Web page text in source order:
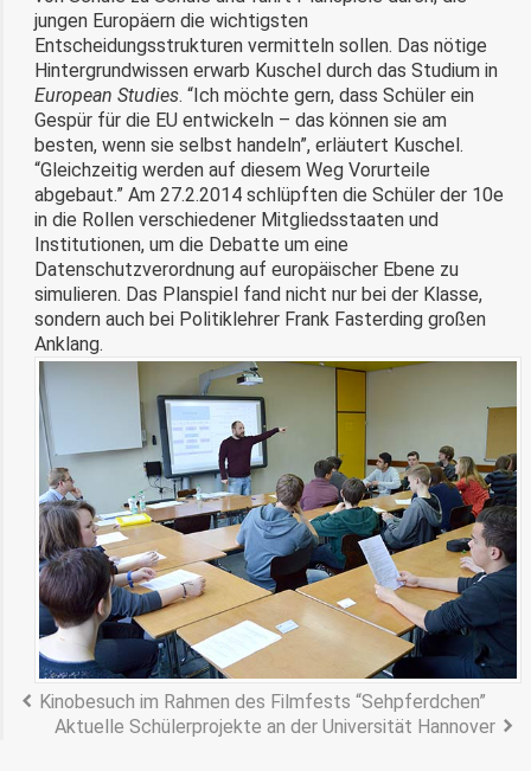
jungen Europäern die wichtigsten
Entscheidungsstrukturen vermitteln sollen. Das nötige
Hintergrundwissen erwarb Kuschel durch das Studium in
European Studies. “Ich möchte gern, dass Schüler ein
Gespür für die EU entwickeln – das können sie am
besten, wenn sie selbst handeln”, erläutert Kuschel.
“Gleichzeitig werden auf diesem Weg Vorurteile
abgebaut.” Am 27.2.2014 schlüpften die Schüler der 10e
in die Rollen verschiedener Mitgliedsstaaten und
Institutionen, um die Debatte um eine
Datenschutzverordnung auf europäischer Ebene zu
simulieren. Das Planspiel fand nicht nur bei der Klasse,
sondern auch bei Politiklehrer Frank Fasterding großen
Anklang.
Kinobesuch im Rahmen des Filmfests “Sehpferdchen”
Aktuelle Schülerprojekte an der Universität Hannover